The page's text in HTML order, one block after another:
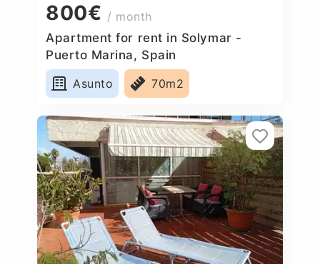
800€ / month
Apartment for rent in Solymar -
Puerto Marina, Spain
Asunto
70m2